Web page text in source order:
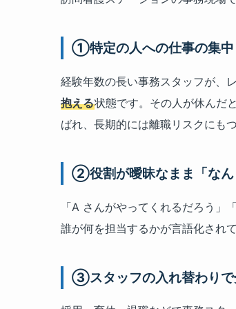
①特定の人への仕事の集中
経験年数の長い事務スタッフが、
抱える状態です。その人が休んだ
ばれ、長期的には離職リスクにも
②役割が曖昧なまま「なん
「A さんがやってくれるだろう」
誰が何を担当するかが言語化され
③スタッフの入れ替わりで